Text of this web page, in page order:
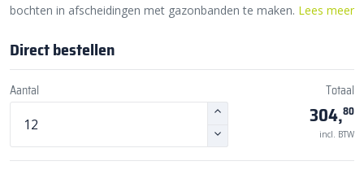
bochten in afscheidingen met gazonbanden te maken. Lees meer
Direct bestellen
Aantal Totaal
304,80
incl. BTW